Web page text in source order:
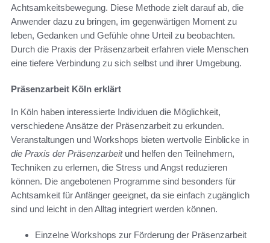
Achtsamkeitsbewegung. Diese Methode zielt darauf ab, die
Anwender dazu zu bringen, im gegenwärtigen Moment zu
leben, Gedanken und Gefühle ohne Urteil zu beobachten.
Durch die Praxis der Präsenzarbeit erfahren viele Menschen
eine tiefere Verbindung zu sich selbst und ihrer Umgebung.
Präsenzarbeit Köln erklärt
In Köln haben interessierte Individuen die Möglichkeit,
verschiedene Ansätze der Präsenzarbeit zu erkunden.
Veranstaltungen und Workshops bieten wertvolle Einblicke in
die Praxis der Präsenzarbeitund helfen den Teilnehmern,
Techniken zu erlernen, die Stress und Angst reduzieren
können. Die angebotenen Programme sind besonders für
Achtsamkeit für Anfänger geeignet, da sie einfach zugänglich
sind und leicht in den Alltag integriert werden können.
Einzelne Workshops zur Förderung der Präsenzarbeit